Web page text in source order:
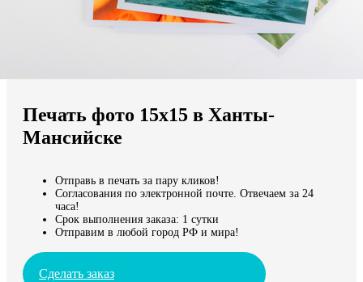
Мы доставляем по всему миру
Продолжить без города
Печать фото 15х15 в Ханты-
Мансийске
Отправь в печать за пару кликов!
Согласования по электронной почте. Отвечаем за 24
часа!
Срок выполнения заказа: 1 сутки
Отправим в любой город РФ и мира!
Сделать заказ